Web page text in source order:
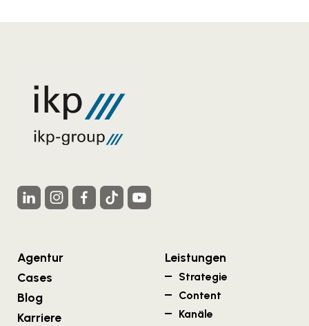
Agentur
Cases
Blog
Karriere
Leistungen
Strategie
Content
Kanäle